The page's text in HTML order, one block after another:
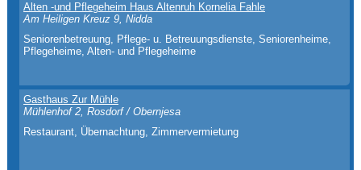
Alten -und Pflegeheim Haus Altenruh Kornelia Fahle
Am Heiligen Kreuz 9, Nidda
Seniorenbetreuung, Pflege- u. Betreuungsdienste, Seniorenheime,
Pflegeheime, Alten- und Pflegeheime
Gasthaus Zur Mühle
Mühlenhof 2, Rosdorf / Obernjesa
Restaurant, Übernachtung, Zimmervermietung